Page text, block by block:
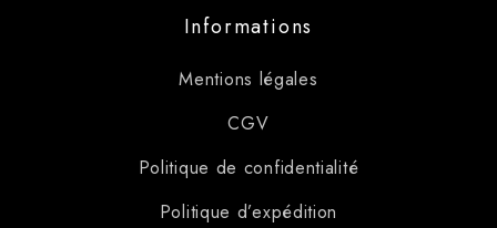
Informations
Mentions légales
CGV
Politique de confidentialité
Politique d’expédition